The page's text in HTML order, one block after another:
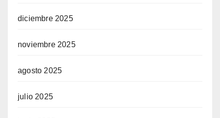
diciembre 2025
noviembre 2025
agosto 2025
julio 2025